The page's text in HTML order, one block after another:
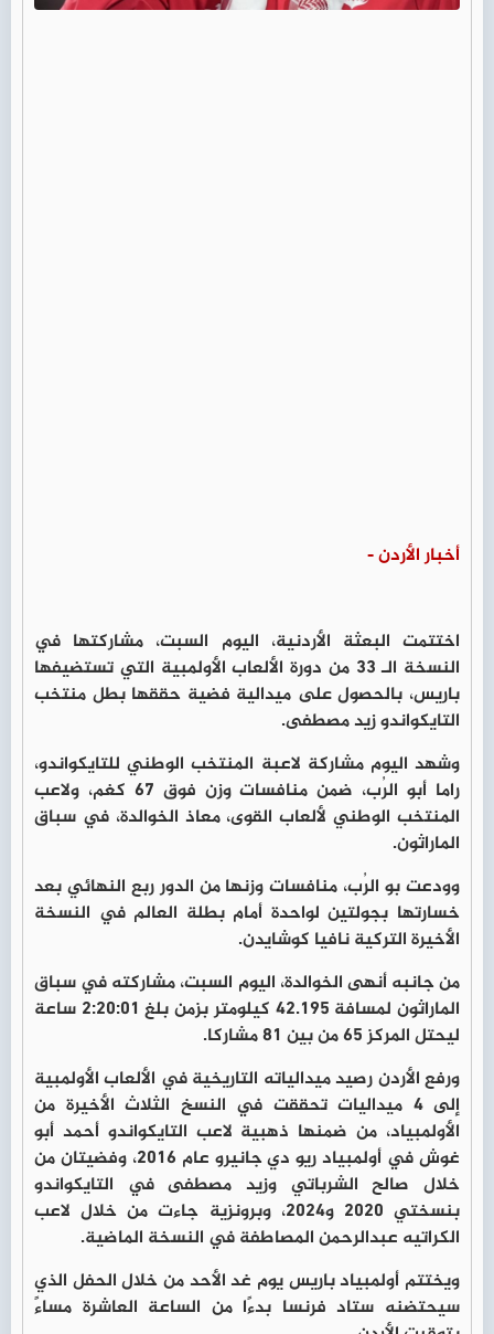
أخبار الأردن -
اختتمت البعثة الأردنية، اليوم السبت، مشاركتها في
النسخة الـ 33 من دورة الألعاب الأولمبية التي تستضيفها
باريس، بالحصول على ميدالية فضية حققها بطل منتخب
التايكواندو زيد مصطفى.
وشهد اليوم مشاركة لاعبة المنتخب الوطني للتايكواندو،
راما أبو الرُب، ضمن منافسات وزن فوق 67 كغم، ولاعب
المنتخب الوطني لألعاب القوى، معاذ الخوالدة، في سباق
الماراثون.
وودعت بو الرُب، منافسات وزنها من الدور ربع النهائي بعد
خسارتها بجولتين لواحدة أمام بطلة العالم في النسخة
الأخيرة التركية نافيا كوشايدن.
من جانبه أنهى الخوالدة، اليوم السبت، مشاركته في سباق
الماراثون لمسافة 42.195 كيلومتر بزمن بلغ 2:20:01 ساعة
ليحتل المركز 65 من بين 81 مشاركا.
ورفع الأردن رصيد ميدالياته التاريخية في الألعاب الأولمبية
إلى 4 ميداليات تحققت في النسخ الثلاث الأخيرة من
الأولمبياد، من ضمنها ذهبية لاعب التايكواندو أحمد أبو
غوش في أولمبياد ريو دي جانيرو عام 2016، وفضيتان من
خلال صالح الشرباتي وزيد مصطفى في التايكواندو
بنسختي 2020 و2024، وبرونزية جاءت من خلال لاعب
الكراتيه عبدالرحمن المصاطفة في النسخة الماضية.
ويختتم أولمبياد باريس يوم غد الأحد من خلال الحفل الذي
سيحتضنه ستاد فرنسا بدءًا من الساعة العاشرة مساءً